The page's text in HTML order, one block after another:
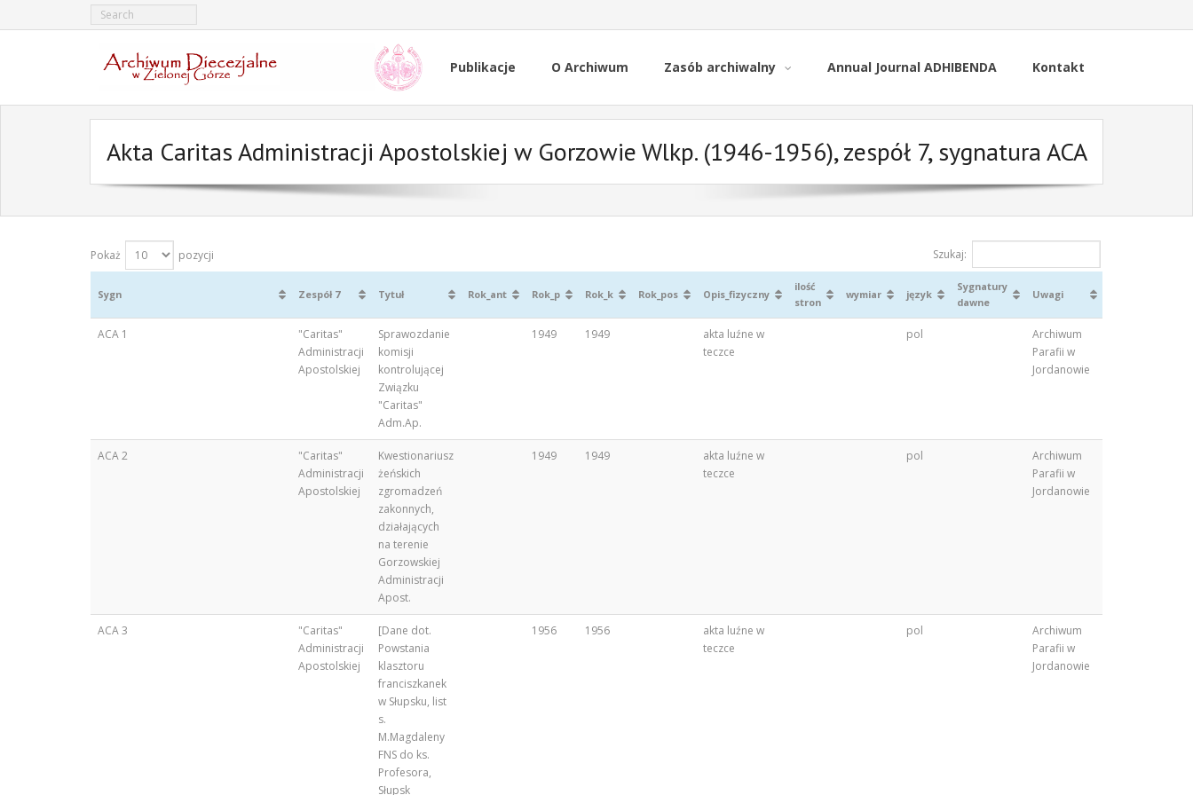
Publikacje O Archiwum Zasób archiwalny Annual Journal ADHIBENDA Kontakt
Akta Caritas Administracji Apostolskiej w Gorzowie Wlkp. (1946-1956), zespół 7, sygnatura ACA
Pokaż pozycji Szukaj:
Sygn Zespół 7 Tytuł Rok_ant Rok_p Rok_k Rok_pos Opis_fizyczny
ilość
stron
wymiar język
Sygnatury
dawne
Uwagi
ACA 1
"Caritas"
Administracji
Apostolskiej
Sprawozdanie
komisji
kontrolującej
Związku
"Caritas"
Adm.Ap.
1949 1949
akta luźne w
teczce
pol
Archiwum
Parafii w
Jordanowie
ACA 2
"Caritas"
Administracji
Apostolskiej
Kwestionariusz
żeńskich
zgromadzeń
zakonnych,
działających
na terenie
Gorzowskiej
Administracji
Apost.
1949 1949
akta luźne w
teczce
pol
Archiwum
Parafii w
Jordanowie
ACA 3
"Caritas"
Administracji
Apostolskiej
[Dane dot.
Powstania
klasztoru
franciszkanek
w Słupsku, list
s.
M.Magdaleny
FNS do ks.
Profesora,
Słupsk
1956 1956
akta luźne w
teczce
pol
Archiwum
Parafii w
Jordanowie